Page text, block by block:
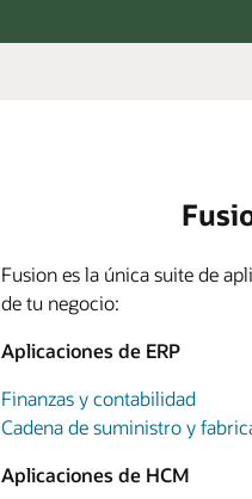
Fusion es la única suite de
de tu negocio:
Aplicaciones de ERP
Finanzas y contabilidad
Cadena de suministro y
Aplicaciones de HCM